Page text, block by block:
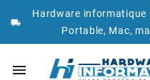

Hardware informatique
Portable, Mac,
